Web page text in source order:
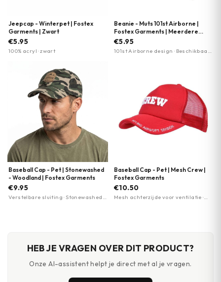
Jeepcap - Winterpet | Fostex
Garments | Zwart
€5.95
100% acryl · zwart
Beanie - Muts 101st Airborne |
Fostex Garments | Meerdere
kleuren
€5.95
101st Airborne design · Beschikbaar
Baseball Cap - Pet | Stonewashed
- Woodland | Fostex Garments
€9.95
Verstelbare sluiting · Stonewashed
Baseball Cap - Pet | Mesh Crew |
Fostex Garments
€10.50
Mesh achterzijde voor ventilatie ·
HEB JE VRAGEN OVER DIT PRODUCT?
Onze AI-assistent helpt je direct met al je vragen.